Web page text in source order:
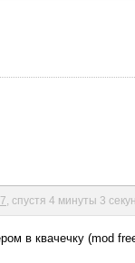
, спустя 4 минуты 3
в квачечку (mod